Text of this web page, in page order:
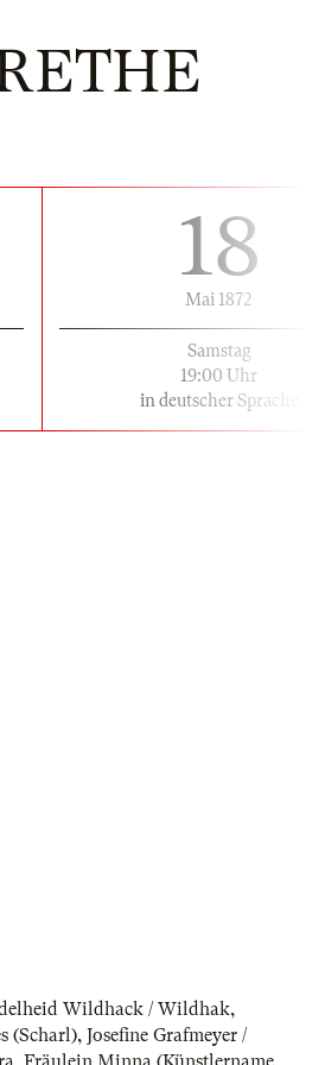
18
Mai 1872
Samstag
19:00 Uhr
in deutscher Sprache
Wildhack / Wildhak,
(Scharl), Josefine Grafmeyer /